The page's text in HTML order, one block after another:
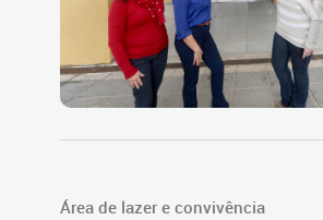
Área de lazer e convivência